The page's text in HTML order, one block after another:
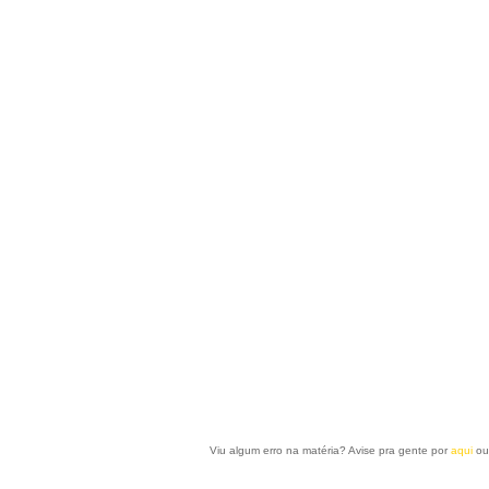
Viu algum erro na matéria? Avise pra gente por aqui